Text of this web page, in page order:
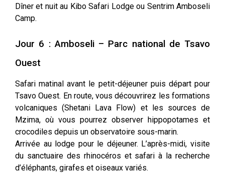
Dîner et nuit au Kibo Safari Lodge ou Sentrim Amboseli
Camp.
Jour 6 : Amboseli – Parc national de Tsavo
Ouest
Safari matinal avant le petit-déjeuner puis départ pour
Tsavo Ouest. En route, vous découvrirez les formations
volcaniques (Shetani Lava Flow) et les sources de
Mzima, où vous pourrez observer hippopotames et
crocodiles depuis un observatoire sous-marin.
Arrivée au lodge pour le déjeuner. L’après-midi, visite
du sanctuaire des rhinocéros et safari à la recherche
d’éléphants, girafes et oiseaux variés.